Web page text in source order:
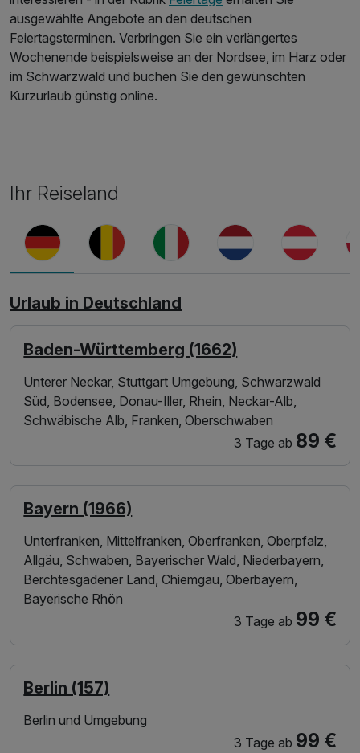
ausgewählte Angebote an den deutschen
Feiertagsterminen. Verbringen Sie ein verlängertes
Wochenende beispielsweise an der Nordsee, im Harz oder
im Schwarzwald und buchen Sie den gewünschten
Kurzurlaub günstig online.
Ihr Reiseland
Urlaub in Deutschland
Baden-Württemberg (1662)
Unterer Neckar, Stuttgart Umgebung, Schwarzwald
Süd, Bodensee, Donau-Iller, Rhein, Neckar-Alb,
Schwäbische Alb, Franken, Oberschwaben
3 Tage ab 89 €
Bayern (1966)
Unterfranken, Mittelfranken, Oberfranken, Oberpfalz,
Allgäu, Schwaben, Bayerischer Wald, Niederbayern,
Berchtesgadener Land, Chiemgau, Oberbayern,
Bayerische Rhön
3 Tage ab 99 €
Berlin (157)
Berlin und Umgebung
3 Tage ab 99 €